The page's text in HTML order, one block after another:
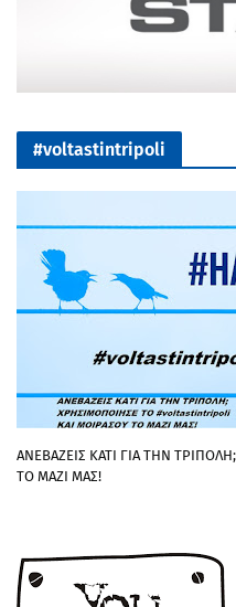
#voltastintripoli
ΑΝΕΒΑΖΕΙΣ ΚΑΤΙ ΓΙΑ ΤΗΝ
ΤΟ ΜΑΖΙ ΜΑΣ!